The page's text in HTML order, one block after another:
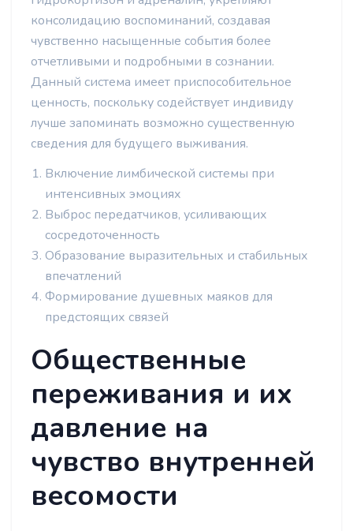
консолидацию воспоминаний, создавая
чувственно насыщенные события более
отчетливыми и подробными в сознании.
Данный система имеет приспособительное
ценность, поскольку содействует индивиду
лучше запоминать возможно существенную
сведения для будущего выживания.
Включение лимбической системы при
интенсивных эмоциях
Выброс передатчиков, усиливающих
сосредоточенность
Образование выразительных и стабильных
впечатлений
Формирование душевных маяков для
предстоящих связей
Общественные
переживания и их
давление на
чувство внутренней
весомости